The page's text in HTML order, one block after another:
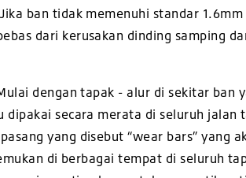
ban tidak memenuhi standar
dari kerusakan dinding samping
dengan tapak - alur di sekitar ban
secara merata di seluruh jalan
yang disebut “wear bars” yang
di berbagai tempat di seluruh